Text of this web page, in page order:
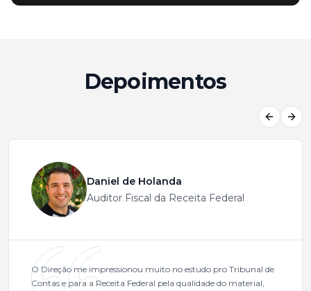
Depoimentos
Daniel de Holanda
Auditor Fiscal da Receita Federal
O Direção me impressionou muito no estudo pro Tribunal de
Contas e para a Receita Federal pela qualidade do material,